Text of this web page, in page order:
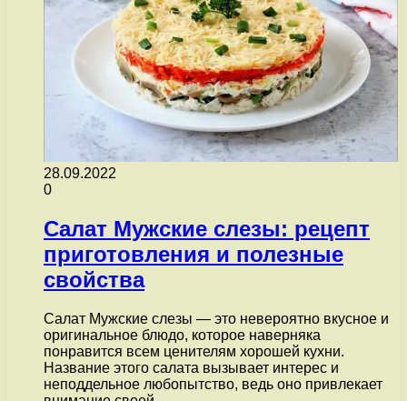
28.09.2022
0
Салат Мужские слезы: рецепт
приготовления и полезные
свойства
Салат Мужские слезы — это невероятно вкусное и
оригинальное блюдо, которое наверняка
понравится всем ценителям хорошей кухни.
Название этого салата вызывает интерес и
неподдельное любопытство, ведь оно привлекает